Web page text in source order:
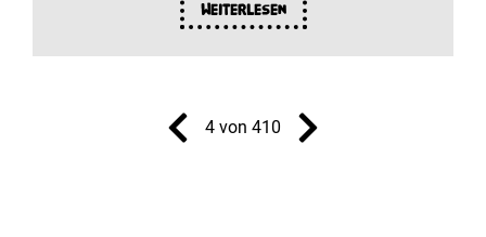
Weiterlesen
4 von 410